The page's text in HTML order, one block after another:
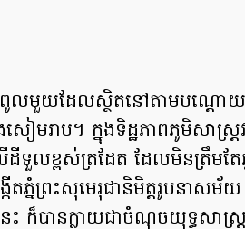
ពូលមួយដែលស្ថិតនៅតាមបណ្តោយ
ៀមរាប។ ក្នុងទិដ្ឋភាពភូមិសាស្ត្រ
លខ្ពស់ត្រដែត ដែលមិនត្រឹមតែឆ្
ើតភ្នំព្រះសុមេរុជានិមិត្តរូបនាសម័យ
ះ ក៏បានក្លាយជាចំណុចយុទ្ធសាស្ត្